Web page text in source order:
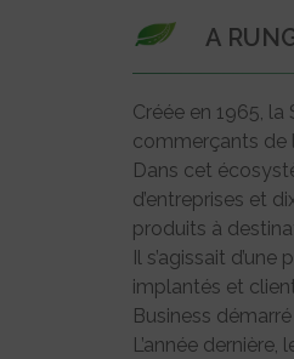
A
Créée en 1965,
commerçants de
Dans cet
d’entreprises et
produits à
Il s’agissait
implantés et
Business
L’année